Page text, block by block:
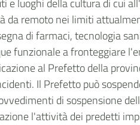
luoghi della cultura di cui
da remoto nei limiti
di farmaci, tecnologia
funzionale a fronteggiare
al Prefetto della
Il Prefetto può
di sospensione
l'attività dei predetti